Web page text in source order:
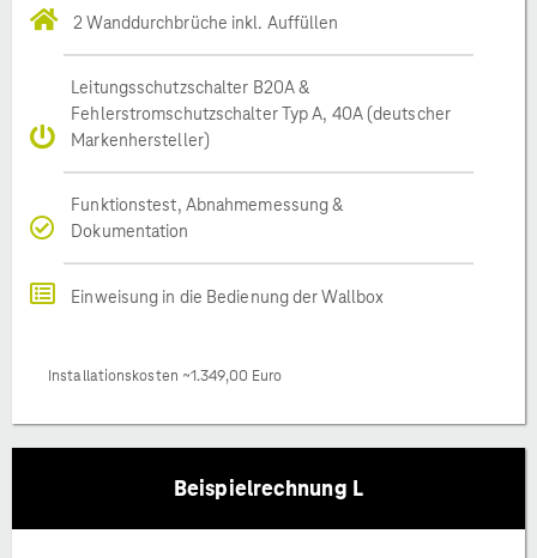
2 Wanddurchbrüche inkl. Auffüllen
Leitungsschutzschalter B20A &
Fehlerstromschutzschalter Typ A, 40A (deutscher
Markenhersteller)
Funktionstest, Abnahmemessung &
Dokumentation
Einweisung in die Bedienung der Wallbox
Installationskosten ~1.349,00 Euro
Beispielrechnung L